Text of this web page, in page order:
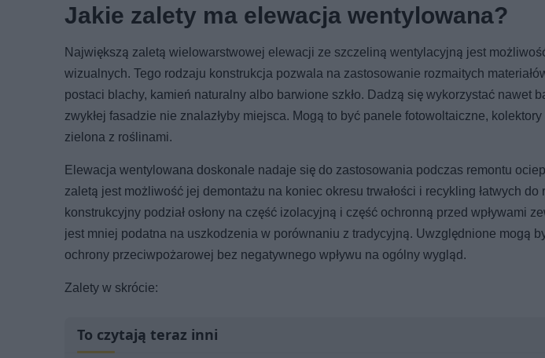
Jakie zalety ma elewacja wentylowana?
Największą zaletą wielowarstwowej elewacji ze szczeliną wentylacyjną jest
wizualnych. Tego rodzaju konstrukcja pozwala na zastosowanie rozmaitych
postaci blachy, kamień naturalny albo barwione szkło. Dadzą się wykorzystać nawet
zwykłej fasadzie nie znalazłyby miejsca. Mogą to być panele fotowoltaiczne,
zielona z roślinami.
Elewacja wentylowana doskonale nadaje się do zastosowania podczas remontu
zaletą jest możliwość jej demontażu na koniec okresu trwałości i recykling łatwych do
konstrukcyjny podział osłony na część izolacyjną i część ochronną przed wpływami
jest mniej podatna na uszkodzenia w porównaniu z tradycyjną. Uwzględnione mogą
ochrony przeciwpożarowej bez negatywnego wpływu na ogólny wygląd.
Zalety w skrócie:
To czytają teraz inni